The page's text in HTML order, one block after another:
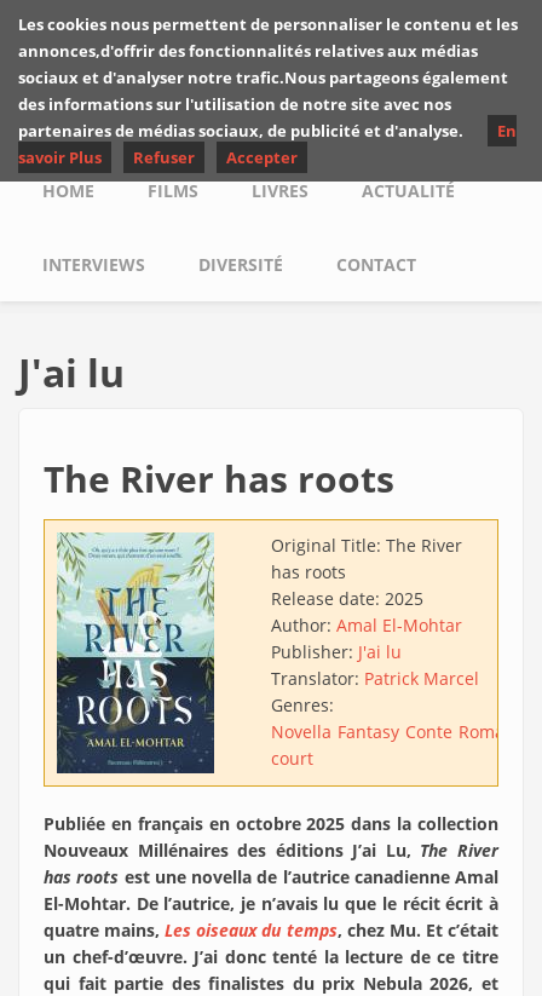
Skip to main content
Les critiques de
Yuyine
Main menu
HOME FILMS LIVRES ACTUALITÉ
INTERVIEWS DIVERSITÉ CONTACT
J'ai lu
The River has roots
Original Title: The River
has roots
Release date: 2025
Author: Amal El-Mohtar
Publisher: J'ai lu
Translator: Patrick Marcel
Genres:
Novella Fantasy Conte Roman
court
Publiée en français en octobre 2025 dans la collection
Nouveaux Millénaires des éditions J’ai Lu, The River
has roots est une novella de l’autrice canadienne Amal
El-Mohtar. De l’autrice, je n’avais lu que le récit écrit à
quatre mains,Les oiseaux du temps, chez Mu. Et c’était
un chef-d’œuvre. J’ai donc tenté la lecture de ce titre
qui fait partie des finalistes du prix Nebula 2026, et
Les cookies nous permettent de personnaliser le contenu et les
annonces,d'offrir des fonctionnalités relatives aux médias
sociaux et d'analyser notre trafic.Nous partageons également
des informations sur l'utilisation de notre site avec nos
partenaires de médias sociaux, de publicité et d'analyse.
En
savoir Plus
Refuser Accepter